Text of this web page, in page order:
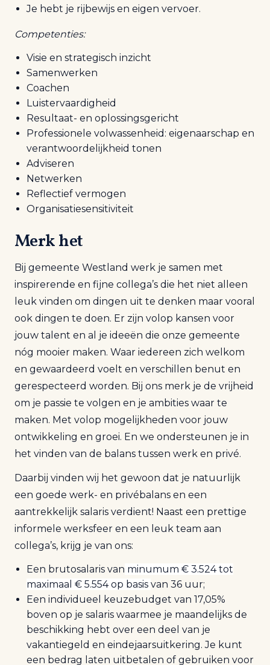
Je hebt je rijbewijs en eigen vervoer.
Competenties:
Visie en strategisch inzicht
Samenwerken
Coachen
Luistervaardigheid
Resultaat- en oplossingsgericht
Professionele volwassenheid: eigenaarschap en
verantwoordelijkheid tonen
Adviseren
Netwerken
Reflectief vermogen
Organisatiesensitiviteit
Merk het
Bij gemeente Westland werk je samen met
inspirerende en fijne collega’s die het niet alleen
leuk vinden om dingen uit te denken maar vooral
ook dingen te doen. Er zijn volop kansen voor
jouw talent en al je ideeën die onze gemeente
nóg mooier maken. Waar iedereen zich welkom
en gewaardeerd voelt en verschillen benut en
gerespecteerd worden. Bij ons merk je de vrijheid
om je passie te volgen en je ambities waar te
maken. Met volop mogelijkheden voor jouw
ontwikkeling en groei. En we ondersteunen je in
het vinden van de balans tussen werk en privé.
Daarbij vinden wij het gewoon dat je natuurlijk
een goede werk- en privébalans en een
aantrekkelijk salaris verdient! Naast een prettige
informele werksfeer en een leuk team aan
collega’s, krijg je van ons:
Een brutosalaris van minumum € 3.524 tot
maximaal € 5.554 op basis van 36 uur;
Een individueel keuzebudget van 17,05%
boven op je salaris waarmee je maandelijks de
beschikking hebt over een deel van je
vakantiegeld en eindejaarsuitkering. Je kunt
een bedrag laten uitbetalen of gebruiken voor